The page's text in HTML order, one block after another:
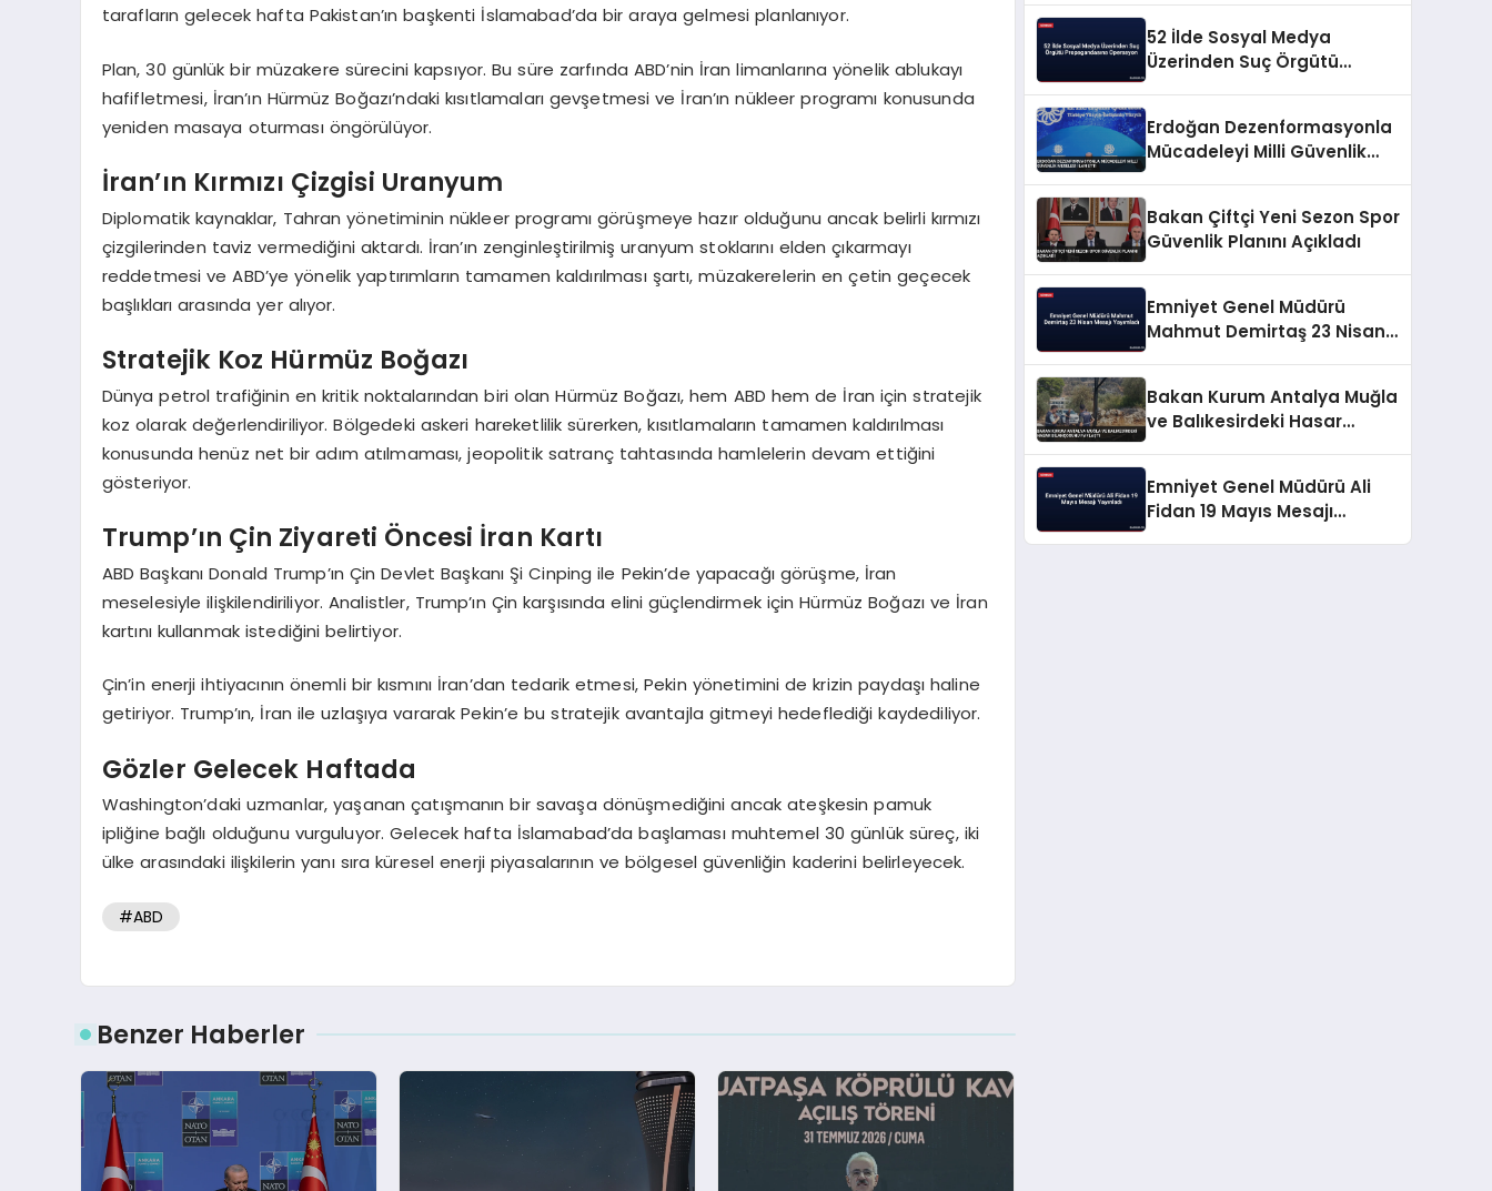
tarafların gelecek hafta Pakistan’ın başkenti İslamabad’da bir araya gelmesi planlanıyor.
Plan, 30 günlük bir müzakere sürecini kapsıyor. Bu süre zarfında ABD’nin İran limanlarına yönelik ablukayı
hafifletmesi, İran’ın Hürmüz Boğazı’ndaki kısıtlamaları gevşetmesi ve İran’ın nükleer programı konusunda
yeniden masaya oturması öngörülüyor.
İran’ın Kırmızı Çizgisi Uranyum
Diplomatik kaynaklar, Tahran yönetiminin nükleer programı görüşmeye hazır olduğunu ancak belirli kırmızı
çizgilerinden taviz vermediğini aktardı. İran’ın zenginleştirilmiş uranyum stoklarını elden çıkarmayı
reddetmesi ve ABD’ye yönelik yaptırımların tamamen kaldırılması şartı, müzakerelerin en çetin geçecek
başlıkları arasında yer alıyor.
Stratejik Koz Hürmüz Boğazı
Dünya petrol trafiğinin en kritik noktalarından biri olan Hürmüz Boğazı, hem ABD hem de İran için stratejik
koz olarak değerlendiriliyor. Bölgedeki askeri hareketlilik sürerken, kısıtlamaların tamamen kaldırılması
konusunda henüz net bir adım atılmaması, jeopolitik satranç tahtasında hamlelerin devam ettiğini
gösteriyor.
Trump’ın Çin Ziyareti Öncesi İran Kartı
ABD Başkanı Donald Trump’ın Çin Devlet Başkanı Şi Cinping ile Pekin’de yapacağı görüşme, İran
meselesiyle ilişkilendiriliyor. Analistler, Trump’ın Çin karşısında elini güçlendirmek için Hürmüz Boğazı ve İran
kartını kullanmak istediğini belirtiyor.
Çin’in enerji ihtiyacının önemli bir kısmını İran’dan tedarik etmesi, Pekin yönetimini de krizin paydaşı haline
getiriyor. Trump’ın, İran ile uzlaşıya vararak Pekin’e bu stratejik avantajla gitmeyi hedeflediği kaydediliyor.
Gözler Gelecek Haftada
Washington’daki uzmanlar, yaşanan çatışmanın bir savaşa dönüşmediğini ancak ateşkesin pamuk
ipliğine bağlı olduğunu vurguluyor. Gelecek hafta İslamabad’da başlaması muhtemel 30 günlük süreç, iki
ülke arasındaki ilişkilerin yanı sıra küresel enerji piyasalarının ve bölgesel güvenliğin kaderini belirleyecek.
#ABD
Benzer Haberler
52 İlde Sosyal Medya
Üzerinden Suç Örgütü
Erdoğan Dezenformasyonla
Mücadeleyi Milli Güvenlik
Bakan Çiftçi Yeni Sezon Spor
Güvenlik Planını Açıkladı
Emniyet Genel Müdürü
Mahmut Demirtaş 23 Nisan
Bakan Kurum Antalya Muğla
ve Balıkesirdeki Hasar
Emniyet Genel Müdürü Ali
Fidan 19 Mayıs Mesajı